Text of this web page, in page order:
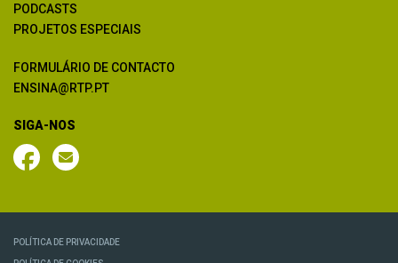
PODCASTS
PROJETOS ESPECIAIS
FORMULÁRIO DE CONTACTO
ENSINA@RTP.PT
SIGA-NOS
POLÍTICA DE PRIVACIDADE